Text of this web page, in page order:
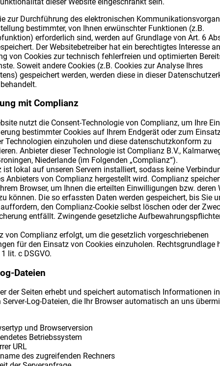
zur Durchführung des elektronischen
bestimmter, von Ihnen erwünschter Funktionen (z.B.
erforderlich sind, werden auf Grundlage von Art. 6
Der Websitebetreiber hat ein berechtigtes Interesse
von Cookies zur technisch fehlerfreien und optimierten
Soweit andere Cookies (z.B. Cookies zur Analyse Ihres
gespeichert werden, werden diese in dieser
mit Complianz
nutzt die Consent-Technologie von Complianz, um Ihre
bestimmter Cookies auf Ihrem Endgerät oder zum
Technologien einzuholen und diese datenschutzkonform zu
Anbieter dieser Technologie ist Complianz B.V.,
Niederlande (im Folgenden „Complianz“).
ist lokal auf unseren Servern installiert, sodass keine
Anbieters von Complianz hergestellt wird. Complianz
Browser, um Ihnen die erteilten Einwilligungen bzw. deren
können. Die so erfassten Daten werden gespeichert, bis Sie
den Complianz-Cookie selbst löschen oder der
entfällt. Zwingende gesetzliche
von Complianz erfolgt, um die gesetzlich vorgeschriebenen
für den Einsatz von Cookies einzuholen. Rechtsgrundlage
lit. c DSGVO.
Dateien
der Seiten erhebt und speichert automatisch Informationen
Server-Log-Dateien, die Ihr Browser automatisch an uns
und Browserversion
Betriebssystem
URL
des zugreifenden Rechners